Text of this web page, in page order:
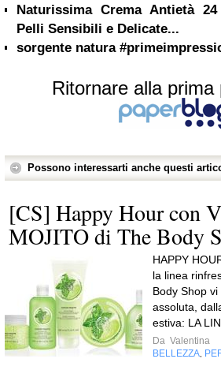
Naturissima Crema Antietà
Pelli Sensibili e Delicate...
sorgente natura
Ritornare alla prima
Possono interessarti anche questi
[CS] Happy Hour con
MOJITO di The Body
HAPPY
la linea
Body Shop
assoluta,
estiva: LA
Da Valentina
BELLEZZA,